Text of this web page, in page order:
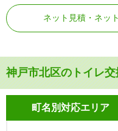
ネット見積・ネッ
神戸市北区のトイレ
町名別対応エリア